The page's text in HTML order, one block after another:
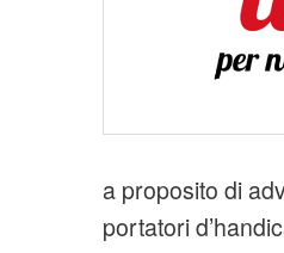
a proposito di
portatori